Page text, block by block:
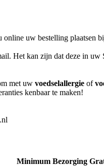
uw bestelling plaatsen
Het kan zijn dat deze in
met uw voedselallergie of
kenbaar te maken!
Minimum Bezorging